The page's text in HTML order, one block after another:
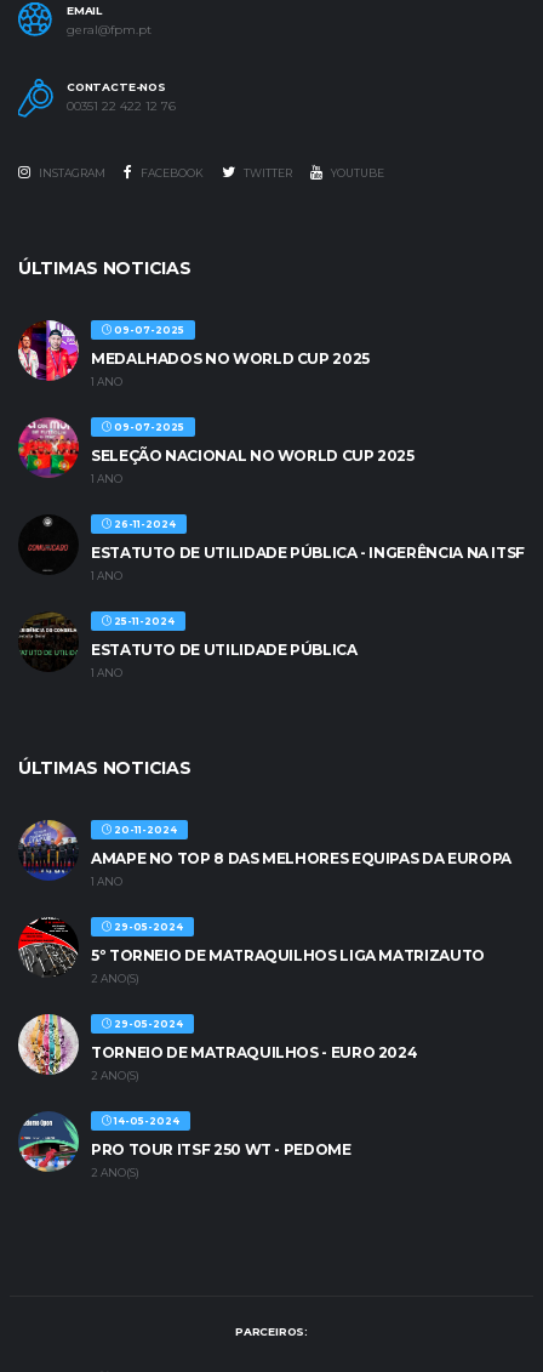
EMAIL
geral@fpm.pt
CONTACTE-NOS
00351 22 422 12 76
INSTAGRAM FACEBOOK TWITTER YOUTUBE
ÚLTIMAS NOTICIAS
09-07-2025
MEDALHADOS NO WORLD CUP 2025
1 ANO
09-07-2025
SELEÇÃO NACIONAL NO WORLD CUP 2025
1 ANO
26-11-2024
ESTATUTO DE UTILIDADE PÚBLICA - INGERÊNCIA NA ITSF
1 ANO
25-11-2024
ESTATUTO DE UTILIDADE PÚBLICA
1 ANO
ÚLTIMAS NOTICIAS
20-11-2024
AMAPE NO TOP 8 DAS MELHORES EQUIPAS DA EUROPA
1 ANO
29-05-2024
5º TORNEIO DE MATRAQUILHOS LIGA MATRIZAUTO
2 ANO(S)
29-05-2024
TORNEIO DE MATRAQUILHOS - EURO 2024
2 ANO(S)
14-05-2024
PRO TOUR ITSF 250 WT - PEDOME
2 ANO(S)
PARCEIROS: